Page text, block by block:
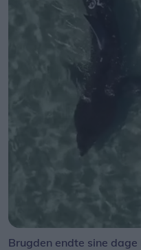
Brugden endte sine